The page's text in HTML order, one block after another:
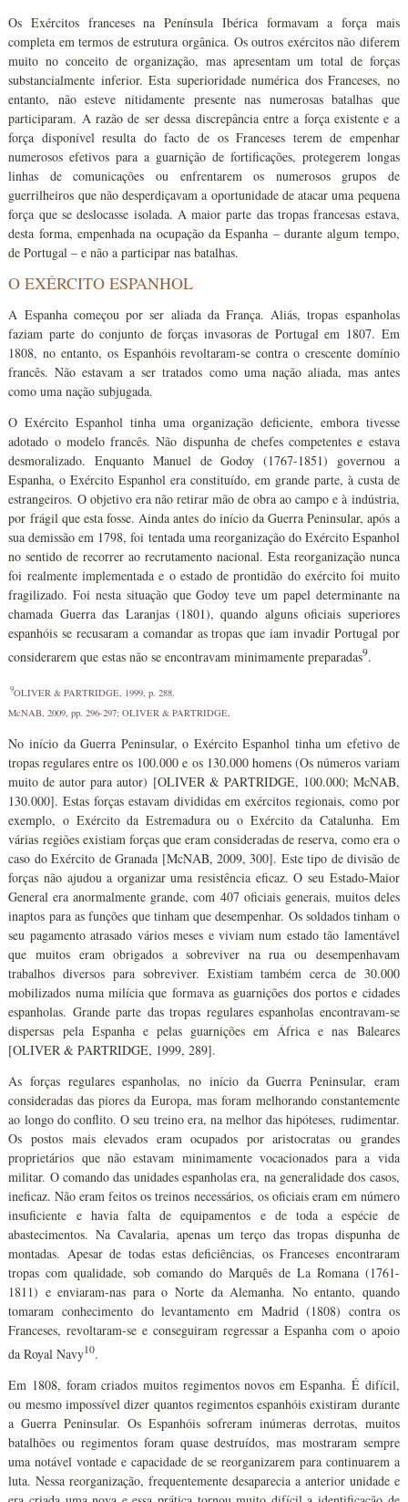
Os Exércitos franceses na Península Ibérica formavam a força mais
completa em termos de estrutura orgânica. Os outros exércitos não diferem
muito no conceito de organização, mas apresentam um total de forças
substancialmente inferior. Esta superioridade numérica dos Franceses, no
entanto, não esteve nitidamente presente nas numerosas batalhas que
participaram. A razão de ser dessa discrepância entre a força existente e a
força disponível resulta do facto de os Franceses terem de empenhar
numerosos efetivos para a guarnição de fortificações, protegerem longas
linhas de comunicações ou enfrentarem os numerosos grupos de
guerrilheiros que não desperdiçavam a oportunidade de atacar uma pequena
força que se deslocasse isolada. A maior parte das tropas francesas estava,
desta forma, empenhada na ocupação da Espanha – durante algum tempo,
de Portugal – e não a participar nas batalhas.
O EXÉRCITO ESPANHOL
A Espanha começou por ser aliada da França. Aliás, tropas espanholas
faziam parte do conjunto de forças invasoras de Portugal em 1807. Em
1808, no entanto, os Espanhóis revoltaram-se contra o crescente domínio
francês. Não estavam a ser tratados como uma nação aliada, mas antes
como uma nação subjugada.
O Exército Espanhol tinha uma organização deficiente, embora tivesse
adotado o modelo francês. Não dispunha de chefes competentes e estava
desmoralizado. Enquanto Manuel de Godoy (1767-1851) governou a
Espanha, o Exército Espanhol era constituído, em grande parte, à custa de
estrangeiros. O objetivo era não retirar mão de obra ao campo e à indústria,
por frágil que esta fosse. Ainda antes do início da Guerra Peninsular, após a
sua demissão em 1798, foi tentada uma reorganização do Exército Espanhol
no sentido de recorrer ao recrutamento nacional. Esta reorganização nunca
foi realmente implementada e o estado de prontidão do exército foi muito
fragilizado. Foi nesta situação que Godoy teve um papel determinante na
chamada Guerra das Laranjas (1801), quando alguns oficiais superiores
espanhóis se recusaram a comandar as tropas que iam invadir Portugal por
considerarem que estas não se encontravam minimamente preparadas9.
9OLIVER & PARTRIDGE, 1999, p. 288.
McNAB, 2009, pp. 296-297; OLIVER & PARTRIDGE,
No início da Guerra Peninsular, o Exército Espanhol tinha um efetivo de
tropas regulares entre os 100.000 e os 130.000 homens (Os números variam
muito de autor para autor) [OLIVER & PARTRIDGE, 100.000; McNAB,
130.000]. Estas forças estavam divididas em exércitos regionais, como por
exemplo, o Exército da Estremadura ou o Exército da Catalunha. Em
várias regiões existiam forças que eram consideradas de reserva, como era o
caso do Exército de Granada [McNAB, 2009, 300]. Este tipo de divisão de
forças não ajudou a organizar uma resistência eficaz. O seu Estado-Maior
General era anormalmente grande, com 407 oficiais generais, muitos deles
inaptos para as funções que tinham que desempenhar. Os soldados tinham o
seu pagamento atrasado vários meses e viviam num estado tão lamentável
que muitos eram obrigados a sobreviver na rua ou desempenhavam
trabalhos diversos para sobreviver. Existiam também cerca de 30.000
mobilizados numa milícia que formava as guarnições dos portos e cidades
espanholas. Grande parte das tropas regulares espanholas encontravam-se
dispersas pela Espanha e pelas guarnições em África e nas Baleares
[OLIVER & PARTRIDGE, 1999, 289].
As forças regulares espanholas, no início da Guerra Peninsular, eram
consideradas das piores da Europa, mas foram melhorando constantemente
ao longo do conflito. O seu treino era, na melhor das hipóteses, rudimentar.
Os postos mais elevados eram ocupados por aristocratas ou grandes
proprietários que não estavam minimamente vocacionados para a vida
militar. O comando das unidades espanholas era, na generalidade dos casos,
ineficaz. Não eram feitos os treinos necessários, os oficiais eram em número
insuficiente e havia falta de equipamentos e de toda a espécie de
abastecimentos. Na Cavalaria, apenas um terço das tropas dispunha de
montadas. Apesar de todas estas deficiências, os Franceses encontraram
tropas com qualidade, sob comando do Marquês de La Romana (1761-
1811) e enviaram-nas para o Norte da Alemanha. No entanto, quando
tomaram conhecimento do levantamento em Madrid (1808) contra os
Franceses, revoltaram-se e conseguiram regressar a Espanha com o apoio
da Royal Navy10.
Em 1808, foram criados muitos regimentos novos em Espanha. É difícil,
ou mesmo impossível dizer quantos regimentos espanhóis existiram durante
a Guerra Peninsular. Os Espanhóis sofreram inúmeras derrotas, muitos
batalhões ou regimentos foram quase destruídos, mas mostraram sempre
uma notável vontade e capacidade de se reorganizarem para continuarem a
luta. Nessa reorganização, frequentemente desaparecia a anterior unidade e